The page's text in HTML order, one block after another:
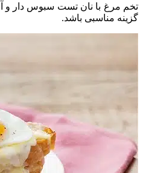
تخم مرغ با نان تست سبوس دار و
گزینه مناسبی باشد.